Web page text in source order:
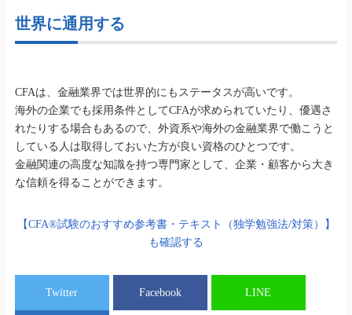
世界に通用する
CFAは、金融業界では世界的にもステータスが高いです。
海外の企業でも採用条件としてCFAが求められていたり、優遇さ
れたりする場合もあるので、外資系や海外の金融業界で働こうと
している人は取得しておいた方が良い資格のひとつです。
金融関連の高度な知識を持つ専門家として、企業・顧客から大き
な信頼を得ることができます。
【CFA®試験のおすすめ参考書・テキスト（独学勉強法/対策）】
も確認する
Twitter Facebook LINE